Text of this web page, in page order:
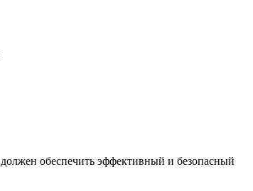
обеспечить эффективный и безопасный